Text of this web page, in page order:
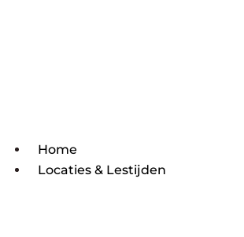
Home
Locaties & Lestijden